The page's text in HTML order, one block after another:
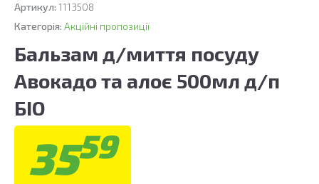
Артикул: 1113508
Категорія: Акційні пропозиції
Бальзам д/миття посуду
Авокадо та алоє 500мл д/п
БІО
3559